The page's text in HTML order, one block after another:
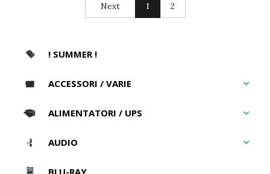
Next 1 2
! SUMMER !
ACCESSORI / VARIE
ALIMENTATORI / UPS
AUDIO
BLU-RAY